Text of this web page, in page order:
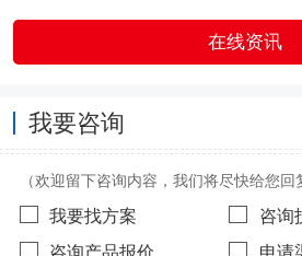
在线资讯
我要咨询
（欢迎留下咨询内容，我们将尽快给您回
我要找方案
咨询